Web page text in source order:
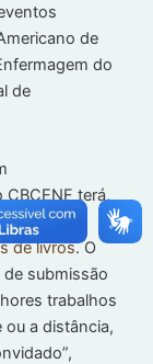
de
do
de
CBCENF terá,
de livros. O
submissão
trabalhos
ou a distância,